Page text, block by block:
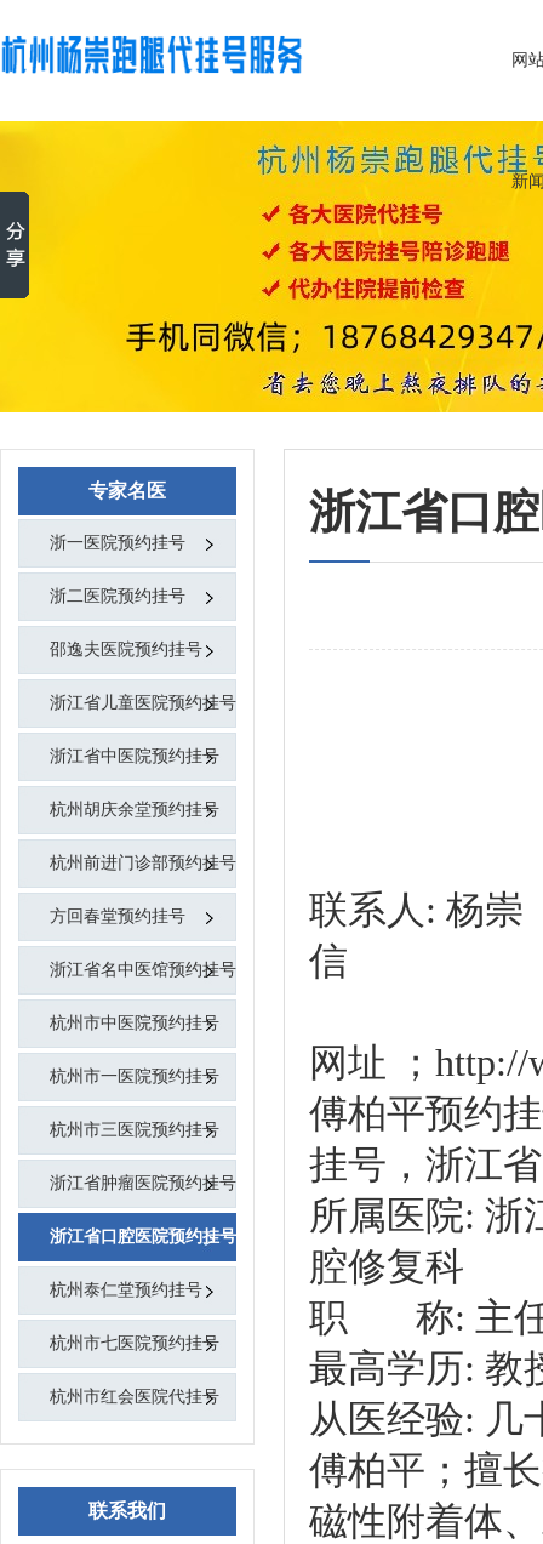
网
新
专家名医
浙一医院预约挂号
浙二医院预约挂号
邵逸夫医院预约挂号
浙江省儿童医院预约挂号
浙江省中医院预约挂号
杭州胡庆余堂预约挂号
杭州前进门诊部预约挂号
方回春堂预约挂号
浙江省名中医馆预约挂号
杭州市中医院预约挂号
杭州市一医院预约挂号
杭州市三医院预约挂号
浙江省肿瘤医院预约挂号
浙江省口腔医院预约挂号
杭州泰仁堂预约挂号
杭州市七医院预约挂号
杭州市红会医院代挂号
联系我们
浙江省口
联系人: 杨崇
网址 ；
傅柏平预约
挂号，浙江
所属医院:
腔修复科
职 称: 主
最高学历: 教
从医经验: 几
傅柏平；擅
磁性附着体